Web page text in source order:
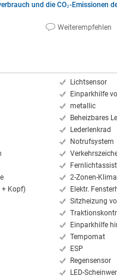
und die CO₂-Emissionen
Weiterempfehlen
Lichtsensor
Einparkhilfe
metallic
Beheizbares
Lederlenkrad
Notrufsystem
2-Zonen-
+ Kopf)
Elektr.
Sitzheizung
Einparkhilfe
Tempomat
ESP
Regensensor
LED-